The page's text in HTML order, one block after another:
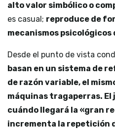
alto valor simbólico o
es casual; reproduce de
mecanismos psicológicos
Desde el punto de vista
basan en un sistema de
de razón variable, el
máquinas tragaperras. El
cuándo llegará la «gran
incrementa la repetición